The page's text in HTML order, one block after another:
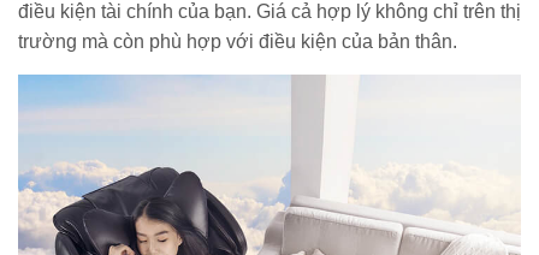
điều kiện tài chính của bạn. Giá cả hợp lý không chỉ trên thị
trường mà còn phù hợp với điều kiện của bản thân.